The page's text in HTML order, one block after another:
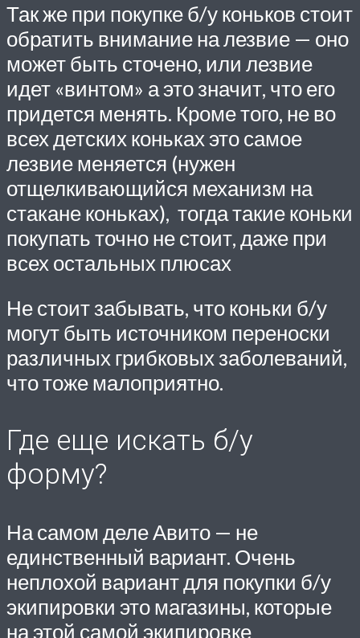
Так же при покупке б/у коньков стоит
обратить внимание на лезвие — оно
может быть сточено, или лезвие
идет «винтом» а это значит, что его
придется менять. Кроме того, не во
всех детских коньках это самое
лезвие меняется (нужен
отщелкивающийся механизм на
стакане коньках), тогда такие коньки
покупать точно не стоит, даже при
всех остальных плюсах
Не стоит забывать, что коньки б/у
могут быть источником переноски
различных грибковых заболеваний,
что тоже малоприятно.
Где еще искать б/у
форму?
На самом деле Авито — не
единственный вариант. Очень
неплохой вариант для покупки б/у
экипировки это магазины, которые
на этой самой экипировке